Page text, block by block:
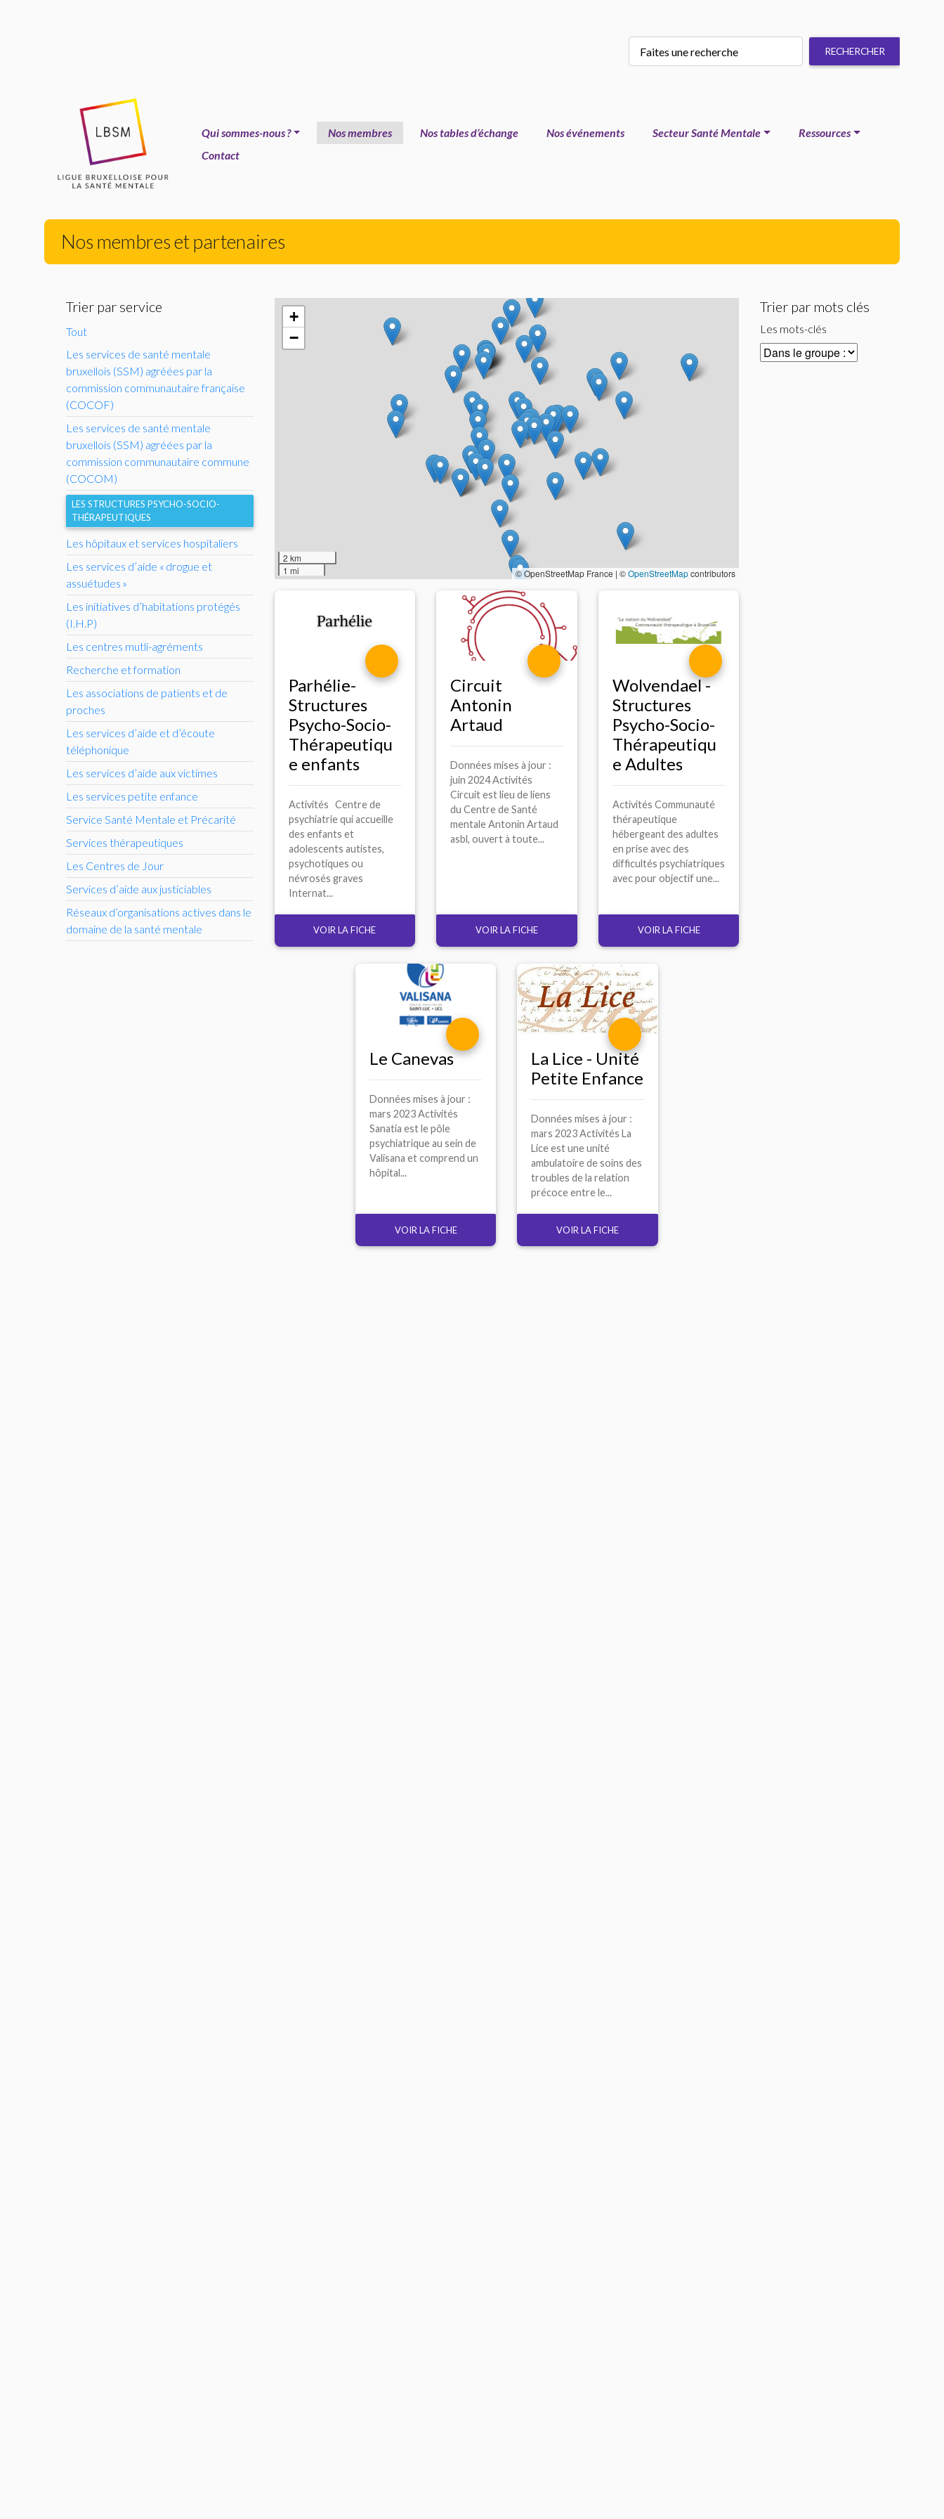
Qui sommes-nous? Nos membres Nos tables d’échange Nos événements Secteur Santé Mentale
Ressources
Contact
Nos membres et partenaires
Trier par service
Tout
Les services de santé mentale
bruxellois (SSM) agréées par la
commission communautaire française
(COCOF)
Les services de santé mentale
bruxellois (SSM) agréées par la
commission communautaire commune
(COCOM)
LES STRUCTURES PSYCHO-SOCIO-
THÉRAPEUTIQUES
Les hôpitaux et services hospitaliers
Les services d’aide « drogue et
assuétudes »
Les initiatives d’habitations protégés
(I.H. P)
Les centres mutli-agréments
Recherche et formation
Les associations de patients et de
proches
Les services d’aide et d’écoute
téléphonique
Les services d’aide aux victimes
Les services petite enfance
Service Santé Mentale et Précarité
Services thérapeutiques
Les Centres de Jour
Services d’aide aux justiciables
Réseaux d’organisations actives dans le
domaine de la santé mentale
+
−
2 km
1 mi
© OpenStreetMap France | ©OpenStreetMapcontributors
Parhélie-
Structures
Psycho-Socio-
Thérapeutiqu
e enfants
Activités Centre de
psychiatrie qui accueille
des enfants et
adolescents autistes,
psychotiques ou
névrosés graves
Internat...
VOIR LA FICHE
Circuit
Antonin
Artaud
Données mises à jour :
juin 2024 Activités
Circuit est lieu de liens
du Centre de Santé
mentale Antonin Artaud
asbl, ouvert à toute...
VOIR LA FICHE
Wolvendael -
Structures
Psycho-Socio-
Thérapeutiqu
e Adultes
Activités Communauté
thérapeutique
hébergeant des adultes
en prise avec des
difficultés psychiatriques
avec pour objectif une...
VOIR LA FICHE
Le Canevas
Données mises à jour :
mars 2023 Activités
Sanatia est le pôle
psychiatrique au sein de
Valisana et comprend un
hôpital...
VOIR LA FICHE
La Lice - Unité
Petite Enfance
Données mises à jour :
mars 2023 Activités La
Lice est une unité
ambulatoire de soins des
troubles de la relation
précoce entre le...
VOIR LA FICHE
Trier par mots clés
Les mots-clés